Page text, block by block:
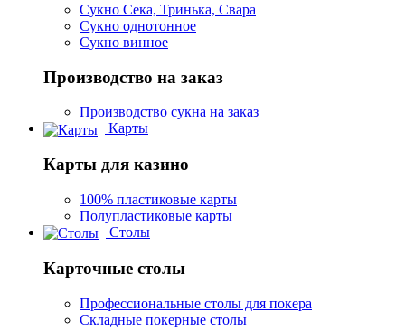
Сукно Сека, Тринька, Свара
Сукно однотонное
Сукно винное
Производство на заказ
Производство сукна на заказ
Карты
Карты для казино
100% пластиковые карты
Полупластиковые карты
Столы
Карточные столы
Профессиональные столы для покера
Складные покерные столы